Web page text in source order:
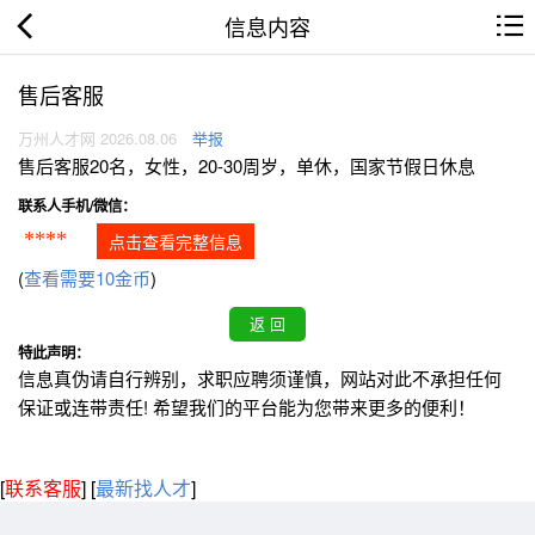
信息内容
售后客服
万州人才网 2026.08.06 举报
售后客服20名，女性，20-30周岁，单休，国家节假日休息
联系人手机/微信：
**** 点击查看完整信息
(查看需要10金币)
特此声明：
信息真伪请自行辨别，求职应聘须谨慎，网站对此不承担任何
保证或连带责任! 希望我们的平台能为您带来更多的便利！
[联系客服] [最新找人才]